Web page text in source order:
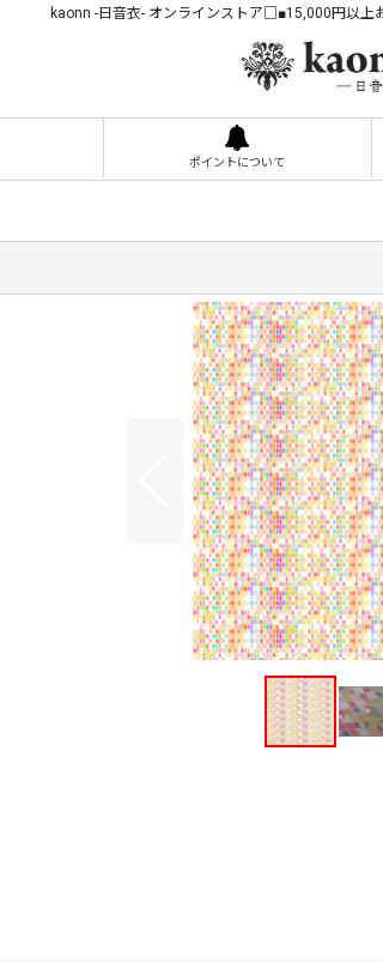
kaonn -日音衣- オンラインストア□■15,000円以上
ポイントについて